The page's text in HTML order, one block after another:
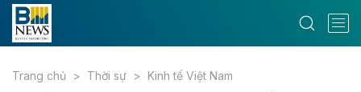
Trang chủ Thời sự Kinh tế Việt Nam